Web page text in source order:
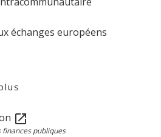
échanges européens
open_in_new
publiques